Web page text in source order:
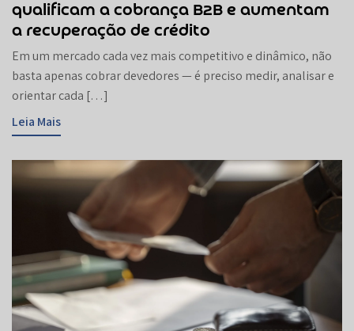
qualificam a cobrança B2B e aumentam
a recuperação de crédito
Em um mercado cada vez mais competitivo e dinâmico, não
basta apenas cobrar devedores — é preciso medir, analisar e
orientar cada […]
Leia Mais